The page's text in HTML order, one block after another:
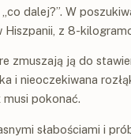
dalej?”. W
z 8-
zmuszają ją do
i nieoczekiwana
pokonać.
słabościami i